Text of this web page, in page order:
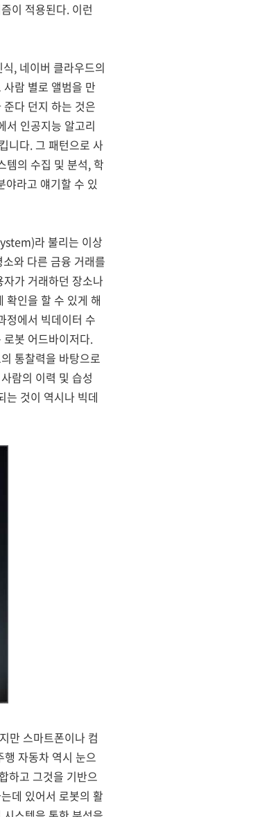
이 적용된다. 이런
, 네이버 클라우드의
람 별로 앨범을 만
다 던지 하는 것은
서 인공지능 알고리
니다. 그 패턴으로 사
템의 수집 및 분석, 학
야라고 얘기할 수 있
라 불리는 이상
와 다른 금융 거래를
가 거래하던 장소나
확인을 할 수 있게 해
정에서 빅데이터 수
봇 어드바이저다.
통찰력을 바탕으로
람의 이력 및 습성
는 것이 역시나 빅데
만 스마트폰이나 컴
자동차 역시 눈으
하고 그것을 기반으
데 있어서 로봇의 활